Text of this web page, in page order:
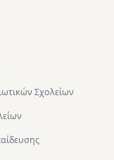
Σχολείων